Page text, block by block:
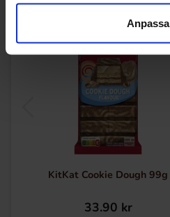
Anpassa
KitKat Cookie Dough 99g
33.90 kr